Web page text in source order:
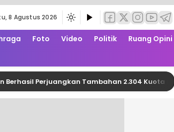
8 Agustus 2026
Foto Video Politik
Ruang Opini
Perjuangkan Tambahan 2.304 Kuota PBI JK